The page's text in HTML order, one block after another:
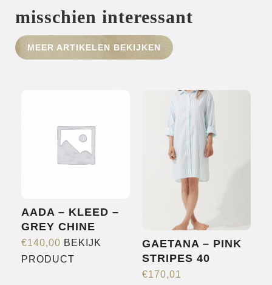
HOME
misschien interessant
MEER ARTIKELEN BEKIJKEN
AADA – KLEED –
GREY CHINE
€140,00 BEKIJK
PRODUCT
GAETANA – PINK
STRIPES 40
€170,01